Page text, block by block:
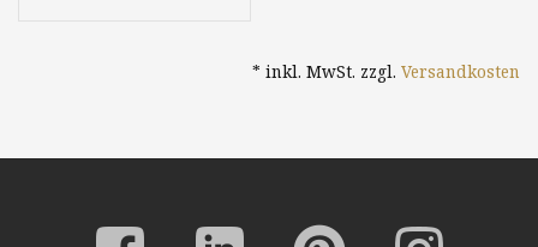
* inkl. MwSt. zzgl. Versandkosten